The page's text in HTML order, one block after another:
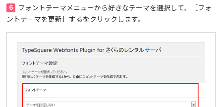
6
フォントテーマメニューから好きなテーマを選択して、［フォ
ントテーマを更新］するをクリックします。